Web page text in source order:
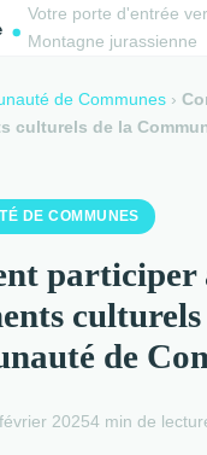
Votre porte d'entrée
Montagne jurassienne
de Communes ›
culturels de la
DE COMMUNES
participer
de
20254 min de